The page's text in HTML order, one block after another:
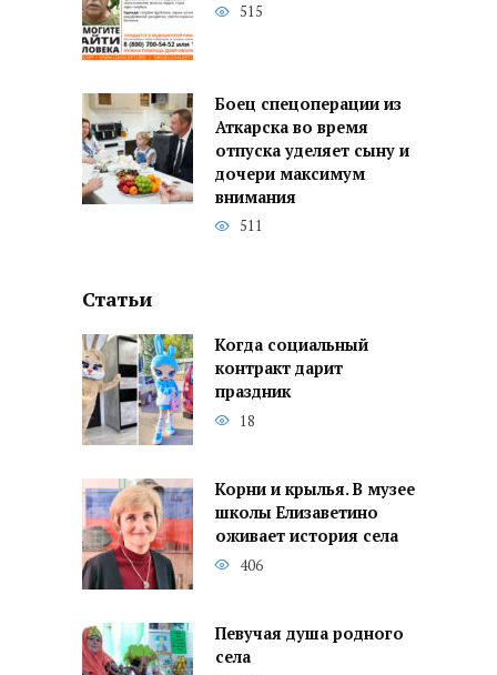
515
Боец спецоперации из
Аткарска во время
отпуска уделяет сыну и
дочери максимум
внимания
511
Статьи
Когда социальный
контракт дарит
праздник
18
Корни и крылья. В музее
школы Елизаветино
оживает история села
406
Певучая душа родного
села